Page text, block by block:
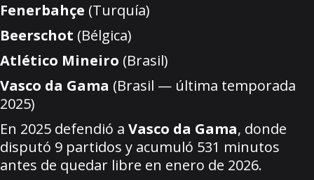
Fenerbahçe (Turquía)
Beerschot (Bélgica)
Atlético Mineiro (Brasil)
Vasco da Gama (Brasil — última temporada
2025)
En 2025 defendió a Vasco da Gama, donde
disputó 9 partidos y acumuló 531 minutos
antes de quedar libre en enero de 2026.